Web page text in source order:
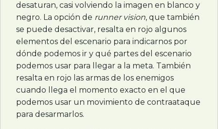
desaturan, casi volviendo la imagen en blanco y
negro. La opción de runner vision, que también
se puede desactivar, resalta en rojo algunos
elementos del escenario para indicarnos por
dónde podemos ir y qué partes del escenario
podemos usar para llegar a la meta. También
resalta en rojo las armas de los enemigos
cuando llega el momento exacto en el que
podemos usar un movimiento de contraataque
para desarmarlos.